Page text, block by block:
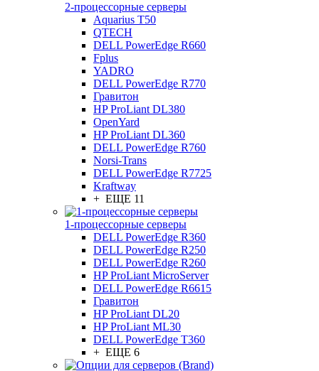
2-процессорные серверы
Aquarius T50
QTECH
DELL PowerEdge R660
Fplus
YADRO
DELL PowerEdge R770
Гравитон
HP ProLiant DL380
OpenYard
HP ProLiant DL360
DELL PowerEdge R760
Norsi-Trans
DELL PowerEdge R7725
Kraftway
+ ЕЩЕ 11
1-процессорные серверы
DELL PowerEdge R360
DELL PowerEdge R250
DELL PowerEdge R260
HP ProLiant MicroServer
DELL PowerEdge R6615
Гравитон
HP ProLiant DL20
HP ProLiant ML30
DELL PowerEdge T360
+ ЕЩЕ 6